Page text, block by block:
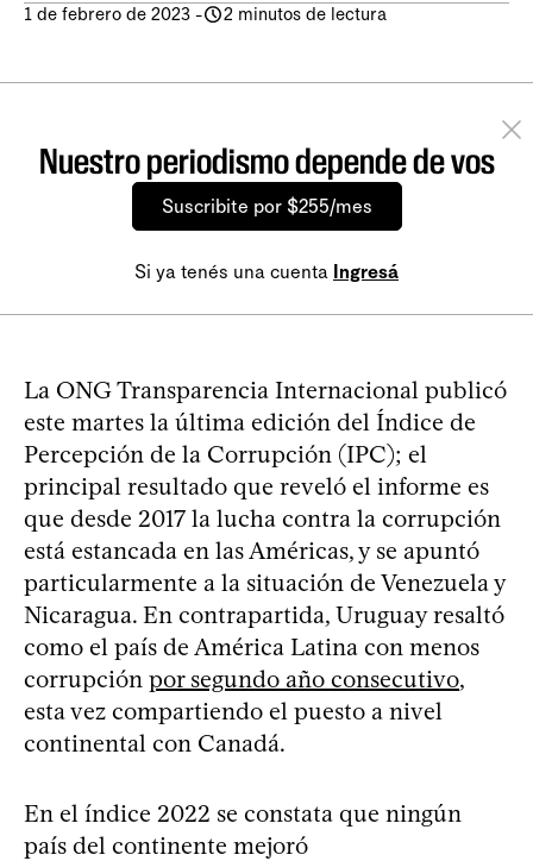
1 de febrero de 2023 - 2 minutos de lectura
Nuestro periodismo depende de vos
Suscribite por $255/mes
Si ya tenés una cuenta Ingresá
La ONG Transparencia Internacional publicó
este martes la última edición del Índice de
Percepción de la Corrupción (IPC); el
principal resultado que reveló el informe es
que desde 2017 la lucha contra la corrupción
está estancada en las Américas, y se apuntó
particularmente a la situación de Venezuela y
Nicaragua. En contrapartida, Uruguay resaltó
como el país de América Latina con menos
corrupción por segundo año consecutivo,
esta vez compartiendo el puesto a nivel
continental con Canadá.
En el índice 2022 se constata que ningún
país del continente mejoró